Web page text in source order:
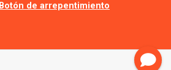
Botón de arrepentimiento